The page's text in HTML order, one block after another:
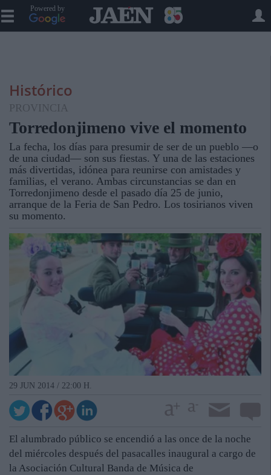
Powered by
Histórico
PROVINCIA
Torredonjimeno vive el momento
La fecha, los días para presumir de ser de un pueblo —o
de una ciudad— son sus fiestas. Y una de las estaciones
más divertidas, idónea para reunirse con amistades y
familias, el verano. Ambas circunstancias se dan en
Torredonjimeno desde el pasado día 25 de junio,
arranque de la Feria de San Pedro. Los tosirianos viven
su momento.
29 JUN 2014 / 22:00 H.
El alumbrado público se encendió a las once de la noche
del miércoles después del pasacalles inaugural a cargo de
la Asociación Cultural Banda de Música de